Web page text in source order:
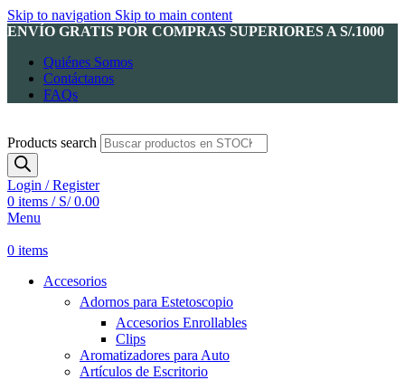
Skip to navigation Skip to main content
ENVÍO GRATIS POR COMPRAS SUPERIORES A S/.1000
Quiénes Somos
Contáctanos
FAQs
Products search
Login / Register
0 items / S/0.00
Menu
0 items
Accesorios
Adornos para Estetoscopio
Accesorios Enrollables
Clips
Aromatizadores para Auto
Artículos de Escritorio